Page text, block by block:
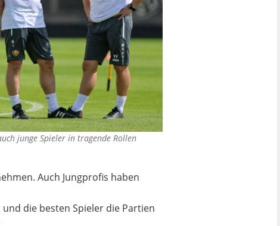
junge Spieler in tragende Rollen
Auch Jungprofis haben
die besten Spieler die Partien